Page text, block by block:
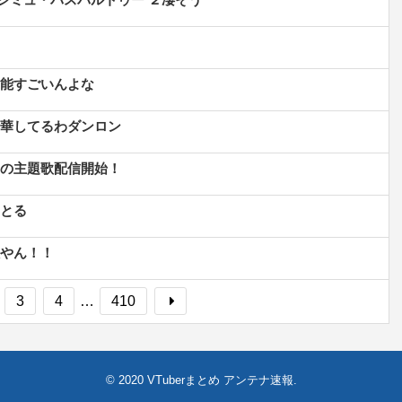
すごいんよな
してるわダンロン
主題歌配信開始！
る
ん！！
3 4 … 410
© 2020 VTuberまとめ アンテナ速報